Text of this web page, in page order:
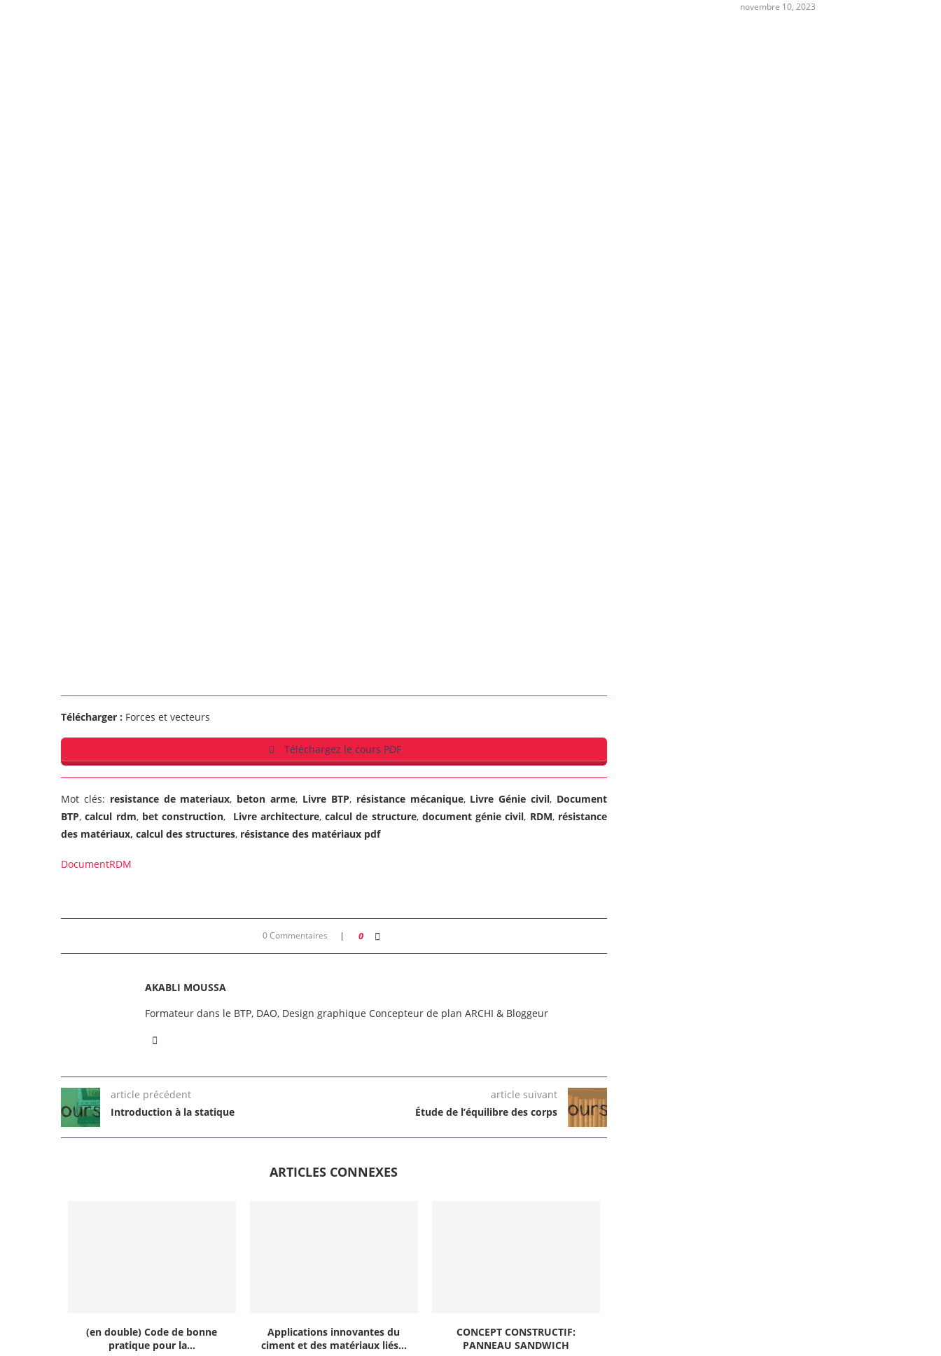
Télécharger : Forces et vecteurs
Téléchargez le cours PDF
Mot clés: resistance de materiaux, beton arme, Livre BTP, résistance mécanique, Livre Génie civil, Document
BTP,calcul rdm, bet construction, Livre architecture,calcul de structure, document génie civil, RDM, résistance
des matériaux, calcul des structures, résistance des matériaux pdf
DocumentRDM
0 Commentaires 0
AKABLI MOUSSA
Formateur dans le BTP, DAO, Design graphique Concepteur de plan ARCHI & Bloggeur
article précédent
Introduction à la statique
article suivant
Étude de l’équilibre des corps
ARTICLES CONNEXES
(en double) Code de bonne
pratique pour la...
Applications innovantes du
ciment et des matériaux liés...
CONCEPT CONSTRUCTIF:
PANNEAU SANDWICH
novembre 10, 2023